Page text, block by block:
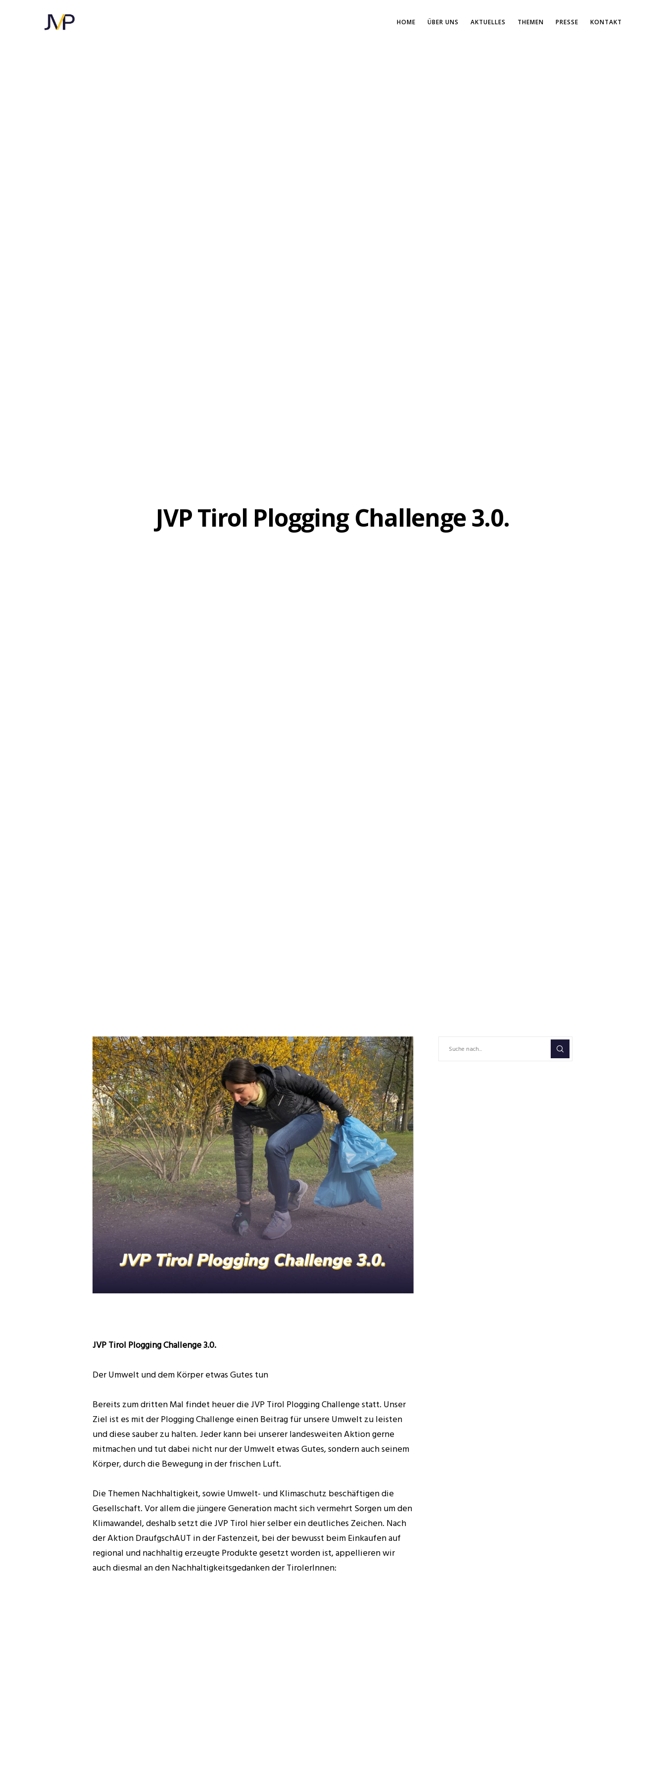
HOME ÜBER UNS AKTUELLES THEMEN PRESSE KONTAKT
JVP Tirol Plogging Challenge 3.0.
JVP Tirol Plogging Challenge3.0.
Der Umwelt und dem Körper etwas Gutes tun
Bereits zum dritten Mal findet heuer die JVP Tirol Plogging Challenge statt. Unser
Ziel ist es mit der Plogging Challenge einen Beitrag für unsere Umwelt zu leisten
und diese sauber zu halten. Jeder kann bei unserer landesweiten Aktion gerne
mitmachen und tut dabei nicht nur der Umwelt etwas Gutes, sondern auch seinem
Körper, durch die Bewegung in der frischen Luft.
Die Themen Nachhaltigkeit, sowie Umwelt- und Klimaschutz beschäftigen die
Gesellschaft. Vor allem die jüngere Generation macht sich vermehrt Sorgen um den
Klimawandel, deshalb setzt die JVP Tirol hier selber ein deutliches Zeichen. Nach
der Aktion DraufgschAUT in der Fastenzeit, bei der bewusst beim Einkaufen auf
regional und nachhaltig erzeugte Produkte gesetzt worden ist, appellieren wir
auch diesmal an den Nachhaltigkeitsgedanken der TirolerInnen: